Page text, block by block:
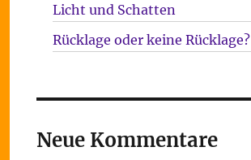
Licht und Schatten
Rücklage oder keine Rücklage?
Neue Kommentare